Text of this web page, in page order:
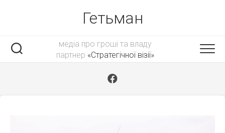
Гетьман
медіа про гроші та владу
партнер «Стратегічної візії»